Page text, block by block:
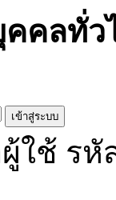
คลทั่ว
ใช้ รหั